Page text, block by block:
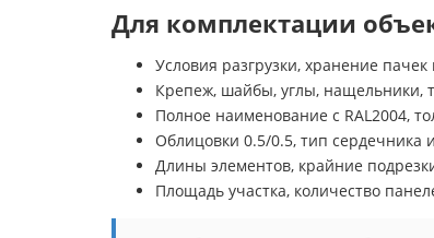
Для комплектации
Условия разгрузки, хранение
Крепеж, шайбы, углы, нащельники,
Полное наименование с RAL2004,
Облицовки 0.5/0.5, тип
Длины элементов, крайние
Площадь участка, количество